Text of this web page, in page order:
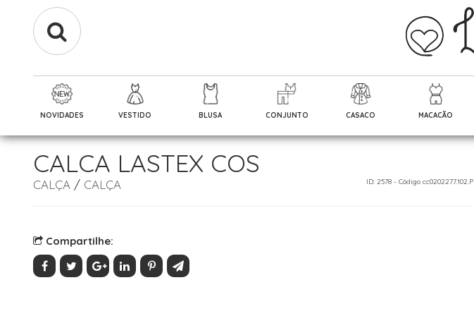
NOVIDADES VESTIDO BLUSA CONJUNTO CASACO MACACÃO
CALCA LASTEX COS
CALÇA / CALÇA ID: 2578 - Código cc0202277.102.P
Compartilhe: